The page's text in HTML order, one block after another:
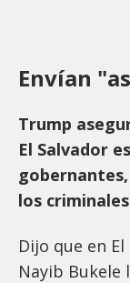
Envían
Trump
El Salvador
los
Dijo que en
Nayib